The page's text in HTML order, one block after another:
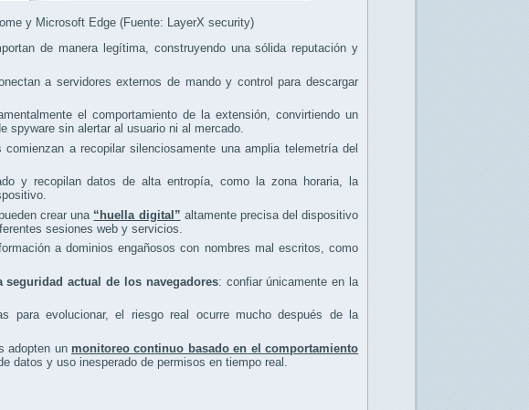
y Microsoft Edge (Fuente: LayerX security)
de manera legítima, construyendo una sólida reputación y
a servidores externos de mando y control para descargar
el comportamiento de la extensión, convirtiendo un
spyware sin alertar al usuario ni al mercado.
a recopilar silenciosamente una amplia telemetría del
y recopilan datos de alta entropía, como la zona horaria, la
crear una “huella digital” altamente precisa del dispositivo
sesiones web y servicios.
a dominios engañosos con nombres mal escritos, como
actual de los navegadores: confiar únicamente en la
para evolucionar, el riesgo real ocurre mucho después de la
adopten un monitoreo continuo basado en el comportamiento
datos y uso inesperado de permisos en tiempo real.